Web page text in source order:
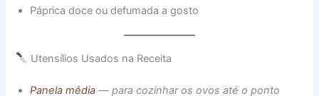
Páprica doce ou defumada a gosto
Utensílios Usados na Receita
Panela média — para cozinhar os ovos até o ponto